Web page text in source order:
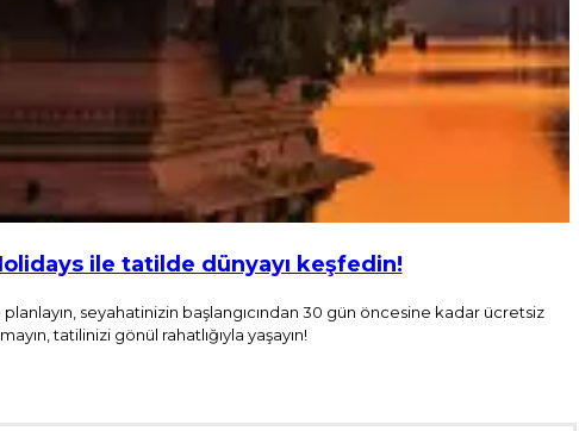
ile tatilde dünyayı keşfedin!
seyahatinizin başlangıcından 30 gün öncesine kadar ücretsiz
tatilinizi gönül rahatlığıyla yaşayın!